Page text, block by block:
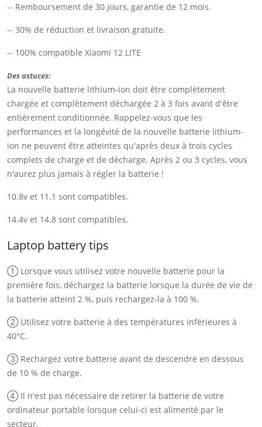
-- Remboursement de 30 jours, garantie de 12 mois.
-- 30% de réduction et livraison gratuite.
-- 100% compatible Xiaomi 12 LITE
Des astuces:
La nouvelle batterie lithium-ion doit être complètement
chargée et complètement déchargée 2 à 3 fois avant d'être
entièrement conditionnée. Rappelez-vous que les
performances et la longévité de la nouvelle batterie lithium-
ion ne peuvent être atteintes qu'après deux à trois cycles
complets de charge et de décharge. Après 2 ou 3 cycles, vous
n'aurez plus jamais à régler la batterie !
10.8v et 11.1 sont compatibles.
14.4v et 14.8 sont compatibles.
Laptop battery tips
① Lorsque vous utilisez votre nouvelle batterie pour la
première fois, déchargez la batterie lorsque la durée de vie de
la batterie atteint 2 %, puis rechargez-la à 100 %.
② Utilisez votre batterie à des températures inférieures à
40°C.
③ Rechargez votre batterie avant de descendre en dessous
de 10 % de charge.
④ Il n'est pas nécessaire de retirer la batterie de votre
ordinateur portable lorsque celui-ci est alimenté par le
secteur.